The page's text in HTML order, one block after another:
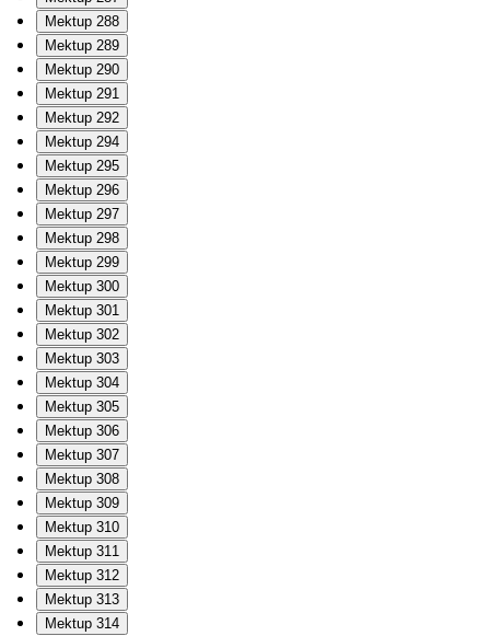
Mektup 288
Mektup 289
Mektup 290
Mektup 291
Mektup 292
Mektup 294
Mektup 295
Mektup 296
Mektup 297
Mektup 298
Mektup 299
Mektup 300
Mektup 301
Mektup 302
Mektup 303
Mektup 304
Mektup 305
Mektup 306
Mektup 307
Mektup 308
Mektup 309
Mektup 310
Mektup 311
Mektup 312
Mektup 313
Mektup 314